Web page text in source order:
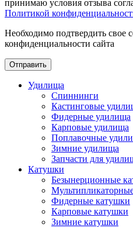
принимаю условия отзыва
Политикой
Необходимо подтвердить свое
конфиденциальности сайта
Отправить
Удилища
Спиннинги
Кастинговые
Фидерные удилища
Карповые удилища
Поплавочные
Зимние удилища
Запчасти для
Катушки
Безынерционные
Фидерные катушки
Карповые катушки
Зимние катушки